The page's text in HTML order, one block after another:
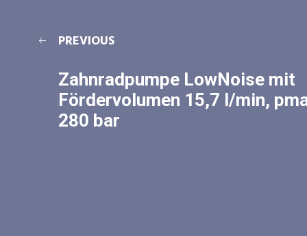
PREVIOUS
Zahnradpumpe LowNoise mit
Fördervolumen 15,7 l/min,
280 bar